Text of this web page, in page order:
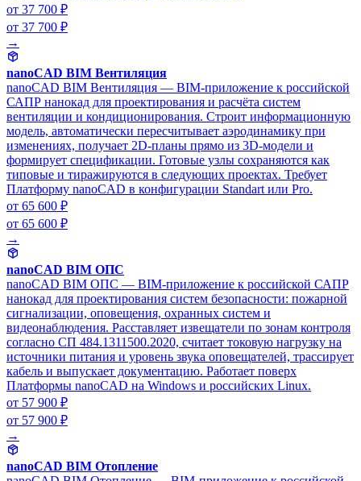
от 37 700 ₽
от 37 700 ₽
→
nanoCAD BIM Вентиляция
nanoCAD BIM Вентиляция — BIM-приложение к российской
САПР нанокад для проектирования и расчёта систем
вентиляции и кондиционирования. Строит информационную
модель, автоматически пересчитывает аэродинамику при
изменениях, получает 2D-планы прямо из 3D-модели и
формирует спецификации. Готовые узлы сохраняются как
типовые и тиражируются в следующих проектах. Требует
Платформу nanoCAD в конфигурации Standart или Pro.
от 65 600 ₽
от 65 600 ₽
→
nanoCAD BIM ОПС
nanoCAD BIM ОПС — BIM-приложение к российской САПР
нанокад для проектирования систем безопасности: пожарной
сигнализации, оповещения, охранных систем и
видеонаблюдения. Расставляет извещатели по зонам контроля
согласно СП 484.1311500.2020, считает токовую нагрузку на
источники питания и уровень звука оповещателей, трассирует
кабель и выпускает документацию. Работает поверх
Платформы nanoCAD на Windows и российских Linux.
от 57 900 ₽
от 57 900 ₽
→
nanoCAD BIM Отопление